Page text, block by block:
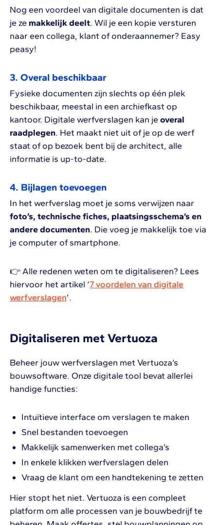
Nog een voordeel van digitale documenten is dat
je ze makkelijk deelt. Wil je een kopie versturen
naar een collega, klant of onderaannemer? Easy
peasy!
3. Overal beschikbaar
Fysieke documenten zijn slechts op één plek
beschikbaar, meestal in een archiefkast op
kantoor. Digitale werfverslagen kan je overal
raadplegen. Het maakt niet uit of je op de werf
staat of op bezoek bent bij de architect, alle
informatie is up-to-date.
4. Bijlagen toevoegen
In het werfverslag moet je soms verwijzen naar
foto’s, technische fiches, plaatsingsschema’s en
andere documenten. Die voeg je makkelijk toe via
je computer of smartphone.
👉 Alle redenen weten om te digitaliseren? Lees
hiervoor het artikel ‘7 voordelen van digitale
werfverslagen’.
Digitaliseren met Vertuoza
Beheer jouw werfverslagen met Vertuoza’s
bouwsoftware. Onze digitale tool bevat allerlei
handige functies:
Intuïtieve interface om verslagen te maken
Snel bestanden toevoegen
Makkelijk samenwerken met collega’s
In enkele klikken werfverslagen delen
Vraag de klant om een handtekening te zetten
Hier stopt het niet. Vertuoza is een compleet
platform om alle processen van je bouwbedrijf te